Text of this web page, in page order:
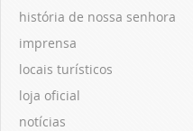
história de nossa senhora
imprensa
locais turísticos
loja oficial
notícias